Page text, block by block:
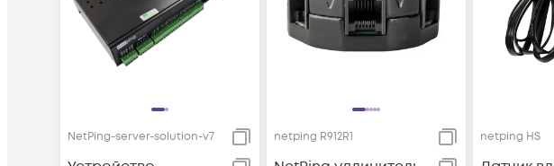
NetPing-server-solution-v7 netping R912R1 netping HS